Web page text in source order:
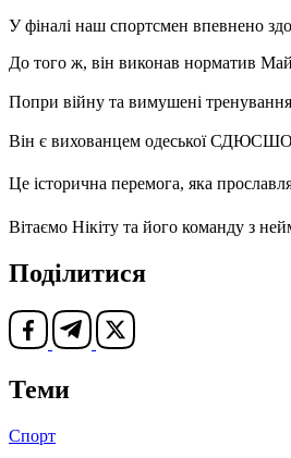
У фіналі наш спортсмен впевнено
До того ж, він виконав норматив
Попри війну та вимушені
Він є вихованцем одеської
Це історична перемога, яка
Вітаємо Нікіту та його команду з
Поділитися
Теми
Спорт